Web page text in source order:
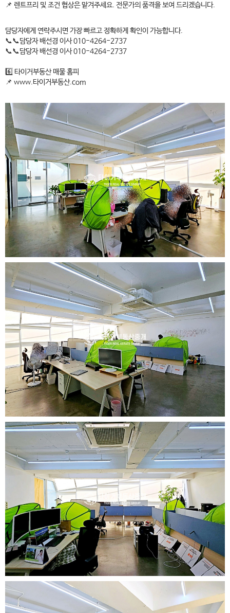
📌 렌트프리 및 조건 협상은 맡겨주세요. 전문가의 품격을 보여 드리겠습니다.
담당자에게 연락주시면 가장 빠르고 정확하게 확인이 가능합니다.
📞📞담당자 배선경 이사 010-4264-2737
📞📞담당자 배선경 이사 010-4264-2737
6️⃣ 타이거부동산 매물 홈피
📌 www.타이거부동산.com